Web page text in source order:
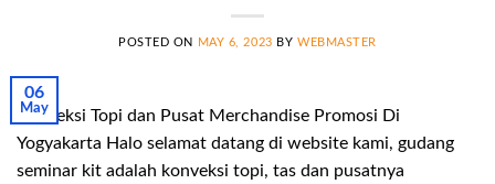
POSTED ON MAY 6, 2023 BY WEBMASTER
06
May
Konveksi Topi dan Pusat Merchandise Promosi Di
Yogyakarta Halo selamat datang di website kami, gudang
seminar kit adalah konveksi topi, tas dan pusatnya